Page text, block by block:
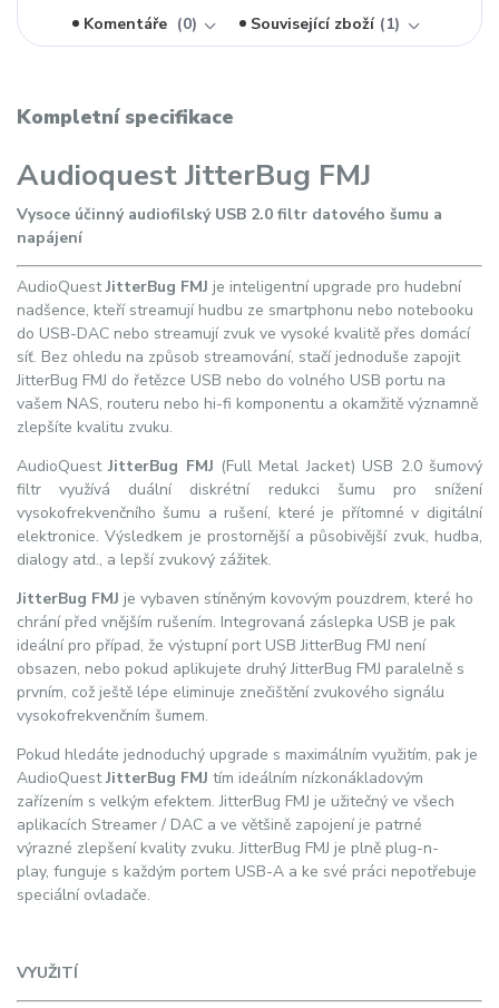
Komentáře
0 Související zboží 1
Kompletní specifikace
Audioquest JitterBug FMJ
Vysoce účinný audiofilský USB 2.0 filtr datového šumu a
napájení
AudioQuestJitterBug FMJ je inteligentní upgrade pro hudební
nadšence, kteří streamují hudbu ze smartphonu nebo notebooku
do USB-DAC nebo streamují zvuk ve vysoké kvalitě přes domácí
síť. Bez ohledu na způsob streamování, stačí jednoduše zapojit
JitterBug FMJ do řetězce USB nebo do volného USB portu na
vašem NAS, routeru nebo hi-fi komponentu a okamžitě významně
zlepšíte kvalitu zvuku.
AudioQuestJitterBug FMJ (Full Metal Jacket) USB 2.0 šumový
filtr využívá duální diskrétní redukci šumu pro snížení
vysokofrekvenčního šumu a rušení, které je přítomné v digitální
elektronice. Výsledkem je prostornější a působivější zvuk, hudba,
dialogy atd., a lepší zvukový zážitek.
JitterBug FMJ je vybaven stíněným kovovým pouzdrem, které ho
chrání před vnějším rušením. Integrovaná záslepka USB je pak
ideální pro případ, že výstupní port USB JitterBug FMJ není
obsazen, nebo pokud aplikujete druhý JitterBug FMJ paralelně s
prvním, což ještě lépe eliminuje znečištění zvukového signálu
vysokofrekvenčním šumem.
Pokud hledáte jednoduchý upgrade s maximálním využitím, pak je
AudioQuestJitterBug FMJ tím ideálním nízkonákladovým
zařízením s velkým efektem. JitterBug FMJ je užitečný ve všech
aplikacích Streamer / DAC a ve většině zapojení je patrné
výrazné zlepšení kvality zvuku. JitterBug FMJ je plně plug-n-
play, funguje s každým portem USB-A a ke své práci nepotřebuje
speciální ovladače.
VYUŽITÍ